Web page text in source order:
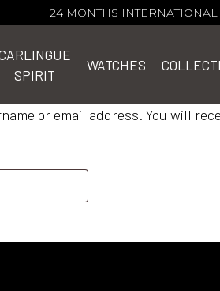
24 MONTHS INTERNATIONAL
SPIRIT
WATCHES
or email address. You will